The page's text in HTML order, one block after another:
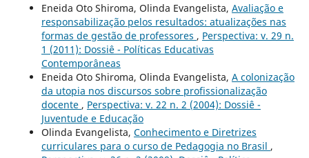
Eneida Oto Shiroma, Olinda Evangelista, Avaliação e
responsabilização pelos resultados: atualizações nas
formas de gestão de professores , Perspectiva: v. 29 n.
1 (2011): Dossiê - Políticas Educativas
Contemporâneas
Eneida Oto Shiroma, Olinda Evangelista, A colonização
da utopia nos discursos sobre profissionalização
docente , Perspectiva: v. 22 n. 2 (2004): Dossiê -
Juventude e Educação
Olinda Evangelista, Conhecimento e Diretrizes
curriculares para o curso de Pedagogia no Brasil ,